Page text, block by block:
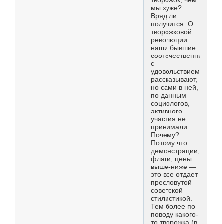
мы хуже?
Вряд ли
получится. О
творожковой
революции
наши бывшие
соотечественники
с
удовольствием
рассказывают,
но сами в ней,
по данным
социологов,
активного
участия не
принимали.
Почему?
Потому что
демонстрации,
флаги, цены
выше-ниже —
это все отдает
пресловутой
советской
стилистикой.
Тем более по
поводу какого-
то творожка (в